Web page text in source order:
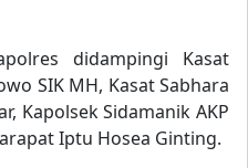
didampingi Kasat
SIK MH, Kasat Sabhara
Kapolsek Sidamanik AKP
Iptu Hosea Ginting.